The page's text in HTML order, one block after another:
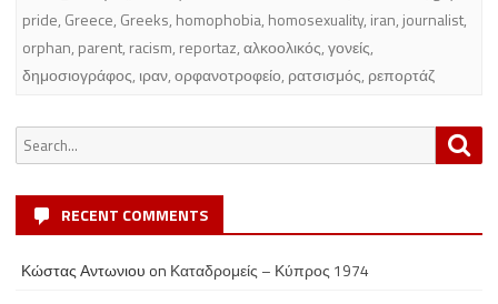
pride, Greece, Greeks, homophobia, homosexuality, iran, journalist,
orphan, parent, racism, reportaz,αλκοολικός,γονείς,
δημοσιογράφος, ιραν,ορφανοτροφείο, ρατσισμός, ρεπορτάζ
Search
for:
RECENT COMMENTS
Κώστας Αντωνιου on Καταδρομείς – Κύπρος 1974